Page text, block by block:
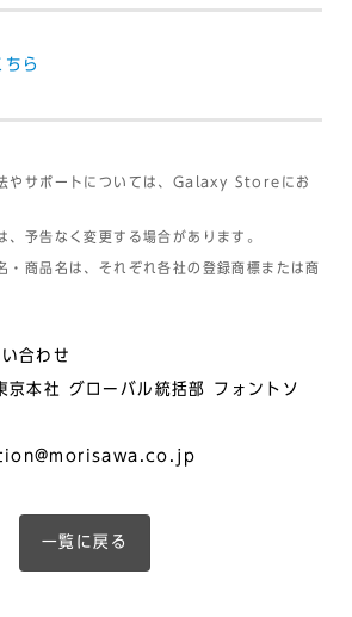
ら
やサポートについては、Galaxy Storeにお
予告なく変更する場合があります。
・商品名は、それぞれ各社の登録商標または商
合わせ
京本社 グローバル統括部 フォントソ
一覧に戻る